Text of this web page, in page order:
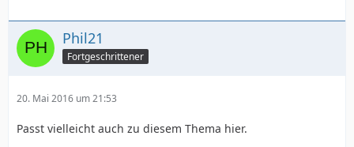
Phil21
Fortgeschrittener
20. Mai 2016 um 21:53
Passt vielleicht auch zu diesem Thema hier.